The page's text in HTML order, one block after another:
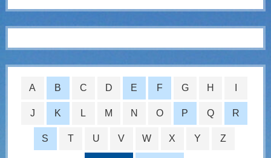
A B C D E F G H
J K L M N O P Q R
S T U V W X Y Z